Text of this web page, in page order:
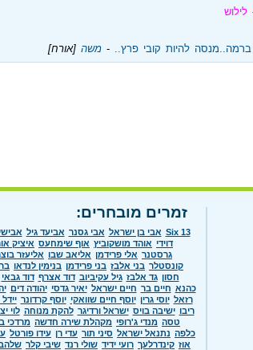
לילוש
ברמה..מנסה להיות קובי פרץ.. ‏ - ‏ משה [אורח]
זמרים מובחרים:
Six 13 אבי בן ישראל אבי גסנר אביעד גיל
דוידי אוהד מושקוביץ אוף שימחעס איציק
גרסטנר אלי פרידמן אליאב שבו אליעזר
קונסטלר בני אלבז בני פרידמן בנימין לנדאו
חסון גד אלבז גיל עקיביוב דוד אצרף דוד גבאי
כהנא חיים בר חיים ישראל יאיר גדסי יהודה דים
רזאל יוסי גרין יוסף חיים שוואקי יוסף קרדונר
ריבו ישיבה בויס ישראל ורדיגר להקת מנוחה לוי
טסה מנדי ג'רופי מקהלת שירה חדשה מרדכי
כלפה נתנאל ישראל סיני תור עדי רן עידו פורטל
אוז קינדרלעך רועי ידיד שולי רנד שיבי קלר